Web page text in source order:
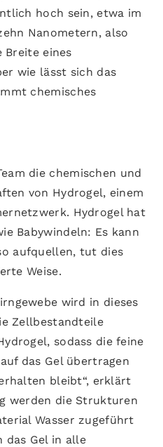
hoch sein, etwa im
Nanometern, also
Breite eines
wie lässt sich das
chemisches
die chemischen und
von Hydrogel, einem
Hydrogel hat
Babywindeln: Es kann
aufquellen, tut dies
Weise.
wird in dieses
Zellbestandteile
sodass die feine
das Gel übertragen
bleibt“, erklärt
werden die Strukturen
Wasser zugeführt
das Gel in alle